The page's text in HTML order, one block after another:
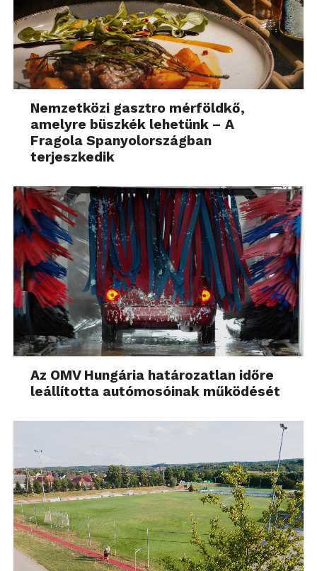
Nemzetközi gasztro mérföldkő,
amelyre büszkék lehetünk – A
Fragola Spanyolországban
terjeszkedik
Az OMV Hungária határozatlan időre
leállította autómosóinak működését